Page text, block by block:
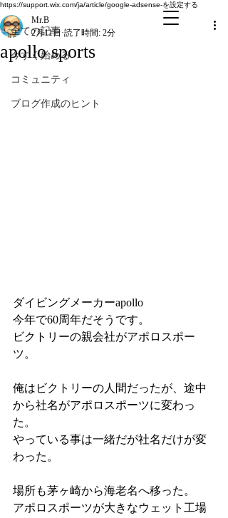
https://support.wix.com/ja/article/google-adsense-を設定する
全ての記事
今すぐ始める
コミュニティ
ブログ作成のヒント
apollo sports
Mr.B
2月11日 読了時間: 2分
ダイビングメーカーapollo
今年で60周年だそうです。
ビクトリーの親会社がアポロスポー
ツ。
俺はビクトリーの人間だったが、途中
から社名がアポロスポーツに変わっ
た。
やっている事は一緒だが社名だけが変
わった。
場所も茅ヶ崎から海老名へ移った。
アポロスポーツが大きなウェット工場